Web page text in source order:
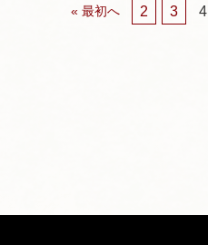
« 最初へ 2 3 4